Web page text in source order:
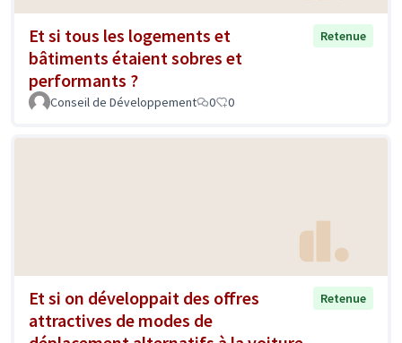
Et si tous les logements et
bâtiments étaient sobres et
performants ?
Retenue
Conseil de Développement 0 0
Et si on développait des offres
attractives de modes de
Retenue